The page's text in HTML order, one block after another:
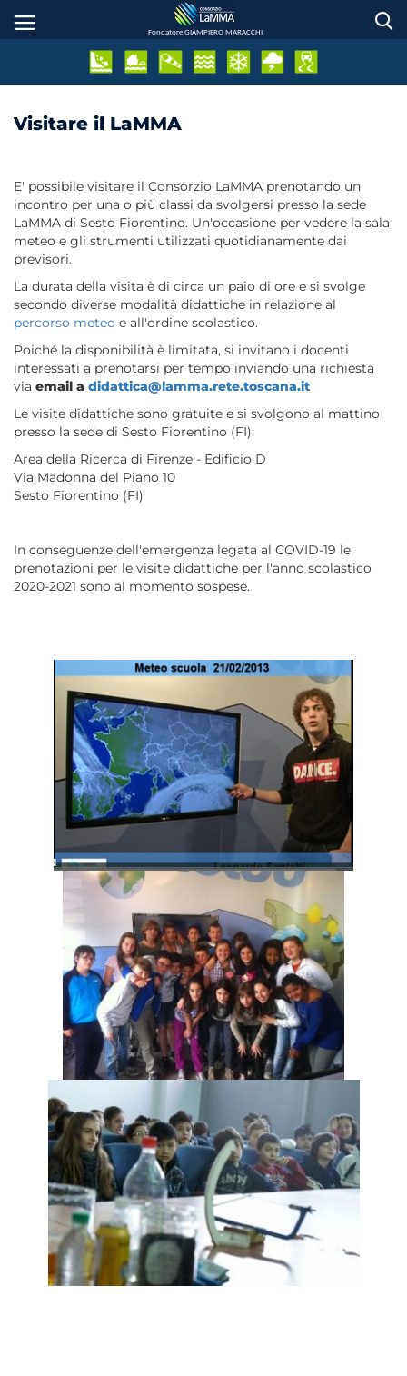
Fondatore GIAMPIERO MARACCHI
Visitare il LaMMA
E' possibile visitare il Consorzio LaMMA prenotando un
incontro per una o più classi da svolgersi presso la sede
LaMMA di Sesto Fiorentino. Un'occasione per vedere la sala
meteo e gli strumenti utilizzati quotidianamente dai
previsori.
La durata della visita è di circa un paio di ore e si svolge
secondo diverse modalità didattiche in relazione al
percorso meteo e all'ordine scolastico.
Poiché la disponibilità è limitata, si invitano i docenti
interessati a prenotarsi per tempo inviando una richiesta
via email a didattica@lamma.rete.toscana.it
Le visite didattiche sono gratuite e si svolgono al mattino
presso la sede di Sesto Fiorentino (FI):
Area della Ricerca di Firenze - Edificio D
Via Madonna del Piano 10
Sesto Fiorentino (FI)
In conseguenze dell'emergenza legata al COVID-19 le
prenotazioni per le visite didattiche per l'anno scolastico
2020-2021 sono al momento sospese.